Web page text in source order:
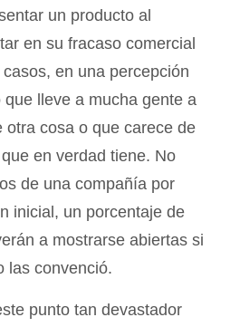
un producto al
en su fracaso comercial
en una percepción
lleve a mucha gente a
otra cosa o que carece de
en verdad tiene. No
de una compañía por
inicial, un porcentaje de
a mostrarse abiertas si
las convenció.
punto tan devastador